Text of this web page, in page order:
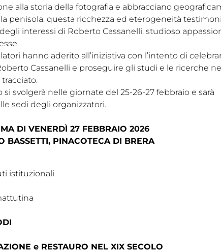
alla storia della fotografia e abbracciano
penisola: questa ricchezza ed eterogeneità
degli interessi di Roberto Cassanelli, studioso
hanno aderito all’iniziativa con l’intento di
Cassanelli e proseguire gli studi e le ricerche
si svolgerà nelle giornate del 25-26-27 febbraio e sarà
sedi degli organizzatori.
DI VENERDÌ 27 FEBBRAIO 2026
BASSETTI, PINACOTECA DI BRERA
istituzionali
e RESTAURO NEL XIX SECOLO